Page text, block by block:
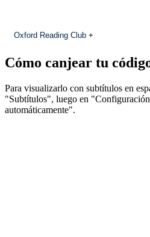
Oxford Reading Club +
Cómo canjear tu
Para visualizarlo con subtítulos en
"Subtítulos", luego en
automáticamente".